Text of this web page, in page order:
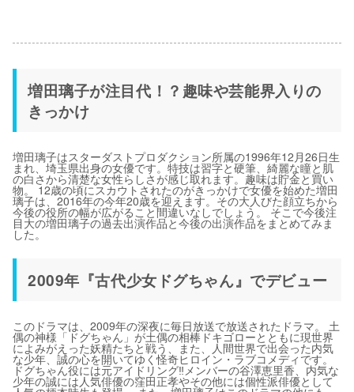
増田璃子が注目代！？趣味や芸能界入りの
きっかけ
増田璃子はスターダストプロダクション所属の1996年12月26日生
まれ、埼玉県出身の女優です。特技は習字と硬筆、綺麗な瞳と肌
の白さから清楚な女性らしさが感じ取れます。趣味は貯金と買い
物。 12歳の頃にスカウトされたのがきっかけで女優を始めた増田
璃子は、2016年の今年20歳を迎えます。その大人びた顔立ちから
今後の役所の幅が広がること間違いなしでしょう。 そこで今後注
目大の増田璃子の過去出演作品と今後の出演作品をまとめてみま
した。
2009年『古代少女ドグちゃん』でデビュー
このドラマは、2009年の深夜に毎日放送で放送されたドラマ。 土
偶の神様「ドグちゃん」が土偶の相棒ドキゴローとともに現世界
によみがえった妖精たちと戦う、また、人間世界で出会った内気
な少年、誠の心を開いてゆく怪奇ヒロイン・ラブコメディです。
ドグちゃん役には元アイドリング‼︎メンバーの谷澤恵里香、内気な
少年の誠には人気俳優の窪田正孝やその他には個性派俳優として